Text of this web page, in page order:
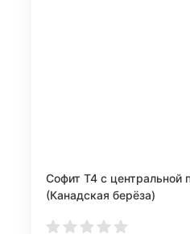
Софит Т4 с центральной
(Канадская берёза)